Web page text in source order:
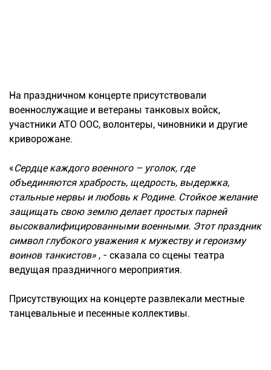
На праздничном концерте присутствовали
военнослужащие и ветераны танковых войск,
участники АТО ООС, волонтеры, чиновники и другие
криворожане.
«Сердце каждого военного – уголок, где
объединяются храбрость, щедрость, выдержка,
стальные нервы и любовь к Родине. Стойкое желание
защищать свою землю делает простых парней
высоквалифицированными военными. Этот праздник
символ глубокого уважения к мужеству и героизму
воинов танкистов» , - сказала со сцены театра
ведущая праздничного мероприятия.
Присутствующих на концерте развлекали местные
танцевальные и песенные коллективы.